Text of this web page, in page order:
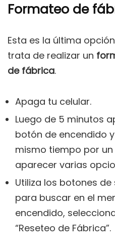
Formateo de
Esta es la última
trata de realizar un
de fábrica.
Apaga tu celular.
Luego de 5 minutos
botón de encendido
mismo tiempo por
aparecer varias
Utiliza los botones
para buscar en el
encendido,
“Reseteo de Fábrica”.